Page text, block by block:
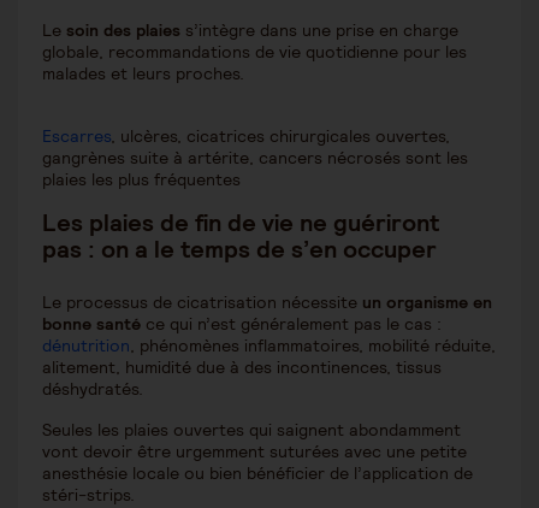
Le soin des plaies s’intègre dans une prise en charge
globale, recommandations de vie quotidienne pour les
malades et leurs proches.
Escarres, ulcères, cicatrices chirurgicales ouvertes,
gangrènes suite à artérite, cancers nécrosés sont les
plaies les plus fréquentes
Les plaies de fin de vie ne guériront
pas : on a le temps de s’en occuper
Le processus de cicatrisation nécessite un organisme en
bonne santé ce qui n’est généralement pas le cas :
dénutrition, phénomènes inflammatoires, mobilité réduite,
alitement, humidité due à des incontinences, tissus
déshydratés.
Seules les plaies ouvertes qui saignent abondamment
vont devoir être urgemment suturées avec une petite
anesthésie locale ou bien bénéficier de l’application de
stéri-strips.